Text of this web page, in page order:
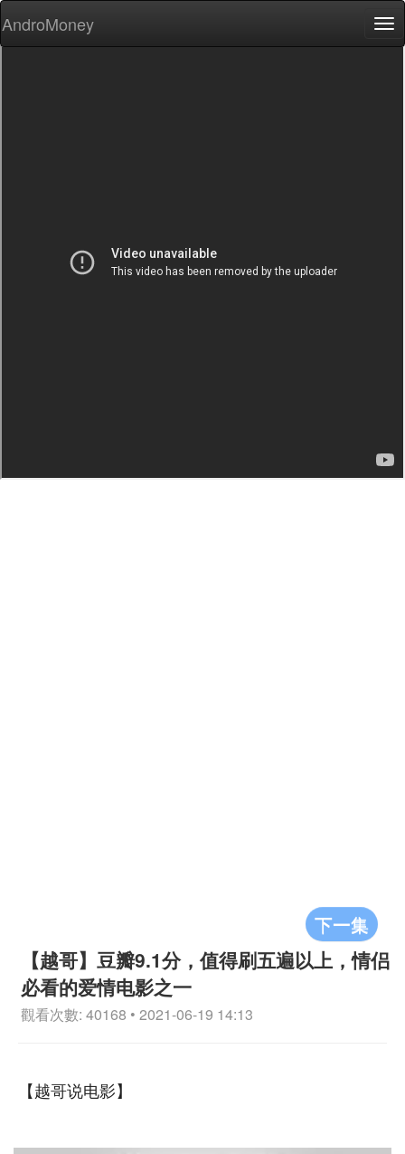
AndroMoney
下一集
【越哥】豆瓣9.1分，值得刷五遍以上，情侣
必看的爱情电影之一
觀看次數: 40168 • 2021-06-19 14:13
【越哥说电影】